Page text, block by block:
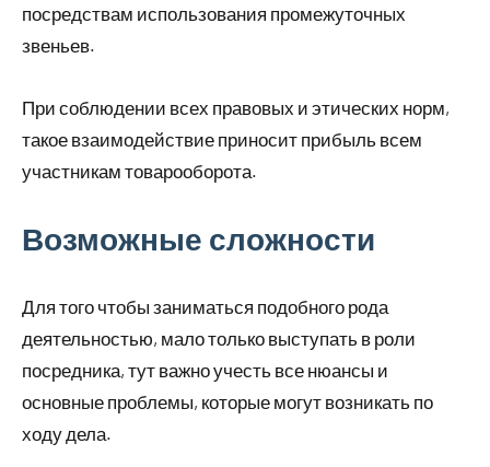
посредствам использования промежуточных
звеньев.
При соблюдении всех правовых и этических норм,
такое взаимодействие приносит прибыль всем
участникам товарооборота.
Возможные сложности
Для того чтобы заниматься подобного рода
деятельностью, мало только выступать в роли
посредника, тут важно учесть все нюансы и
основные проблемы, которые могут возникать по
ходу дела.